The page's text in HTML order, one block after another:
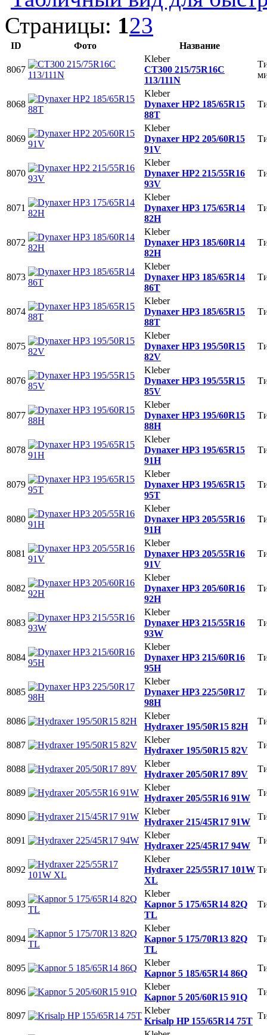
Страницы: 123
ID Фото Название
8067
Kleber
CT300 215/75R16C
113/111N
8068
Kleber
Dynaxer HP2 185/65R15
88T
8069
Kleber
Dynaxer HP2 205/60R15
91V
8070
Kleber
Dynaxer HP2 215/55R16
93V
8071
Kleber
Dynaxer HP3 175/65R14
82H
8072
Kleber
Dynaxer HP3 185/60R14
82H
8073
Kleber
Dynaxer HP3 185/65R14
86T
8074
Kleber
Dynaxer HP3 185/65R15
88T
8075
Kleber
Dynaxer HP3 195/50R15
82V
8076
Kleber
Dynaxer HP3 195/55R15
85V
8077
Kleber
Dynaxer HP3 195/60R15
88H
8078
Kleber
Dynaxer HP3 195/65R15
91H
8079
Kleber
Dynaxer HP3 195/65R15
95T
8080
Kleber
Dynaxer HP3 205/55R16
91H
8081
Kleber
Dynaxer HP3 205/55R16
91V
8082
Kleber
Dynaxer HP3 205/60R16
92H
8083
Kleber
Dynaxer HP3 215/55R16
93W
8084
Kleber
Dynaxer HP3 215/60R16
95Н
8085
Kleber
Dynaxer HP3 225/50R17
98H
8086
Kleber
Hydraxer 195/50R15 82H
8087
Kleber
Hydraxer 195/50R15 82V
8088
Kleber
Hydraxer 205/50R17 89V
8089
Kleber
Hydraxer 205/55R16 91W
8090
Kleber
Hydraxer 215/45R17 91W
8091
Kleber
Hydraxer 225/45R17 94W
8092
Kleber
Hydraxer 225/55R17 101W
XL
8093
Kleber
Kapnor 5 175/65R14 82Q
TL
8094
Kleber
Kapnor 5 175/70R13 82Q
TL
8095
Kleber
Kapnor 5 185/65R14 86Q
8096
Kleber
Kapnor 5 205/60R15 91Q
8097
Kleber
Krisalp HP 155/65R14 75T